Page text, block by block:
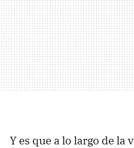
Y es que a lo largo de la